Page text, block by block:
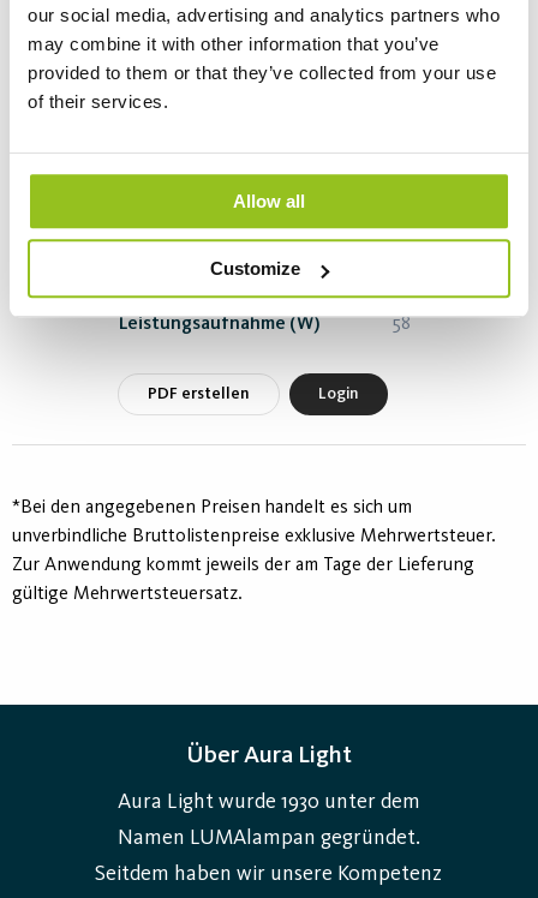
our social media, advertising and analytics partners who
may combine it with other information that you’ve
provided to them or that they’ve collected from your use
of their services.
Allow all
Customize
Effizienz (lm/W) 90
PDF erstellen Login
Aura LL Universal 58W/865
Artikelnummer 435256
Stecksockel G13
Leistungsaufnahme (W) 58
PDF erstellen Login
*Bei den angegebenen Preisen handelt es sich um
unverbindliche Bruttolistenpreise exklusive Mehrwertsteuer.
Zur Anwendung kommt jeweils der am Tage der Lieferung
gültige Mehrwertsteuersatz.
Über Aura Light
Aura Light wurde 1930 unter dem
Namen LUMAlampan gegründet.
Seitdem haben wir unsere Kompetenz